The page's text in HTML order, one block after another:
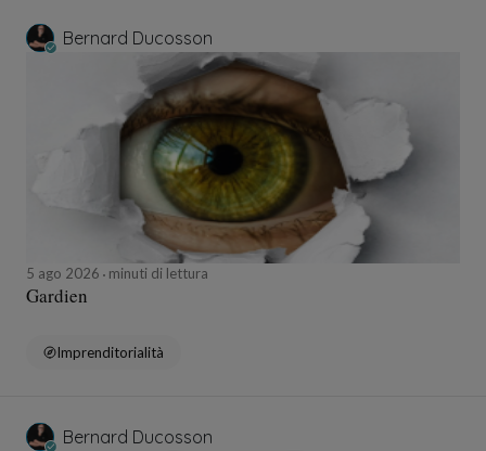
Bernard Ducosson
5 ago 2026 minuti di lettura
Gardien
Imprenditorialità
Bernard Ducosson